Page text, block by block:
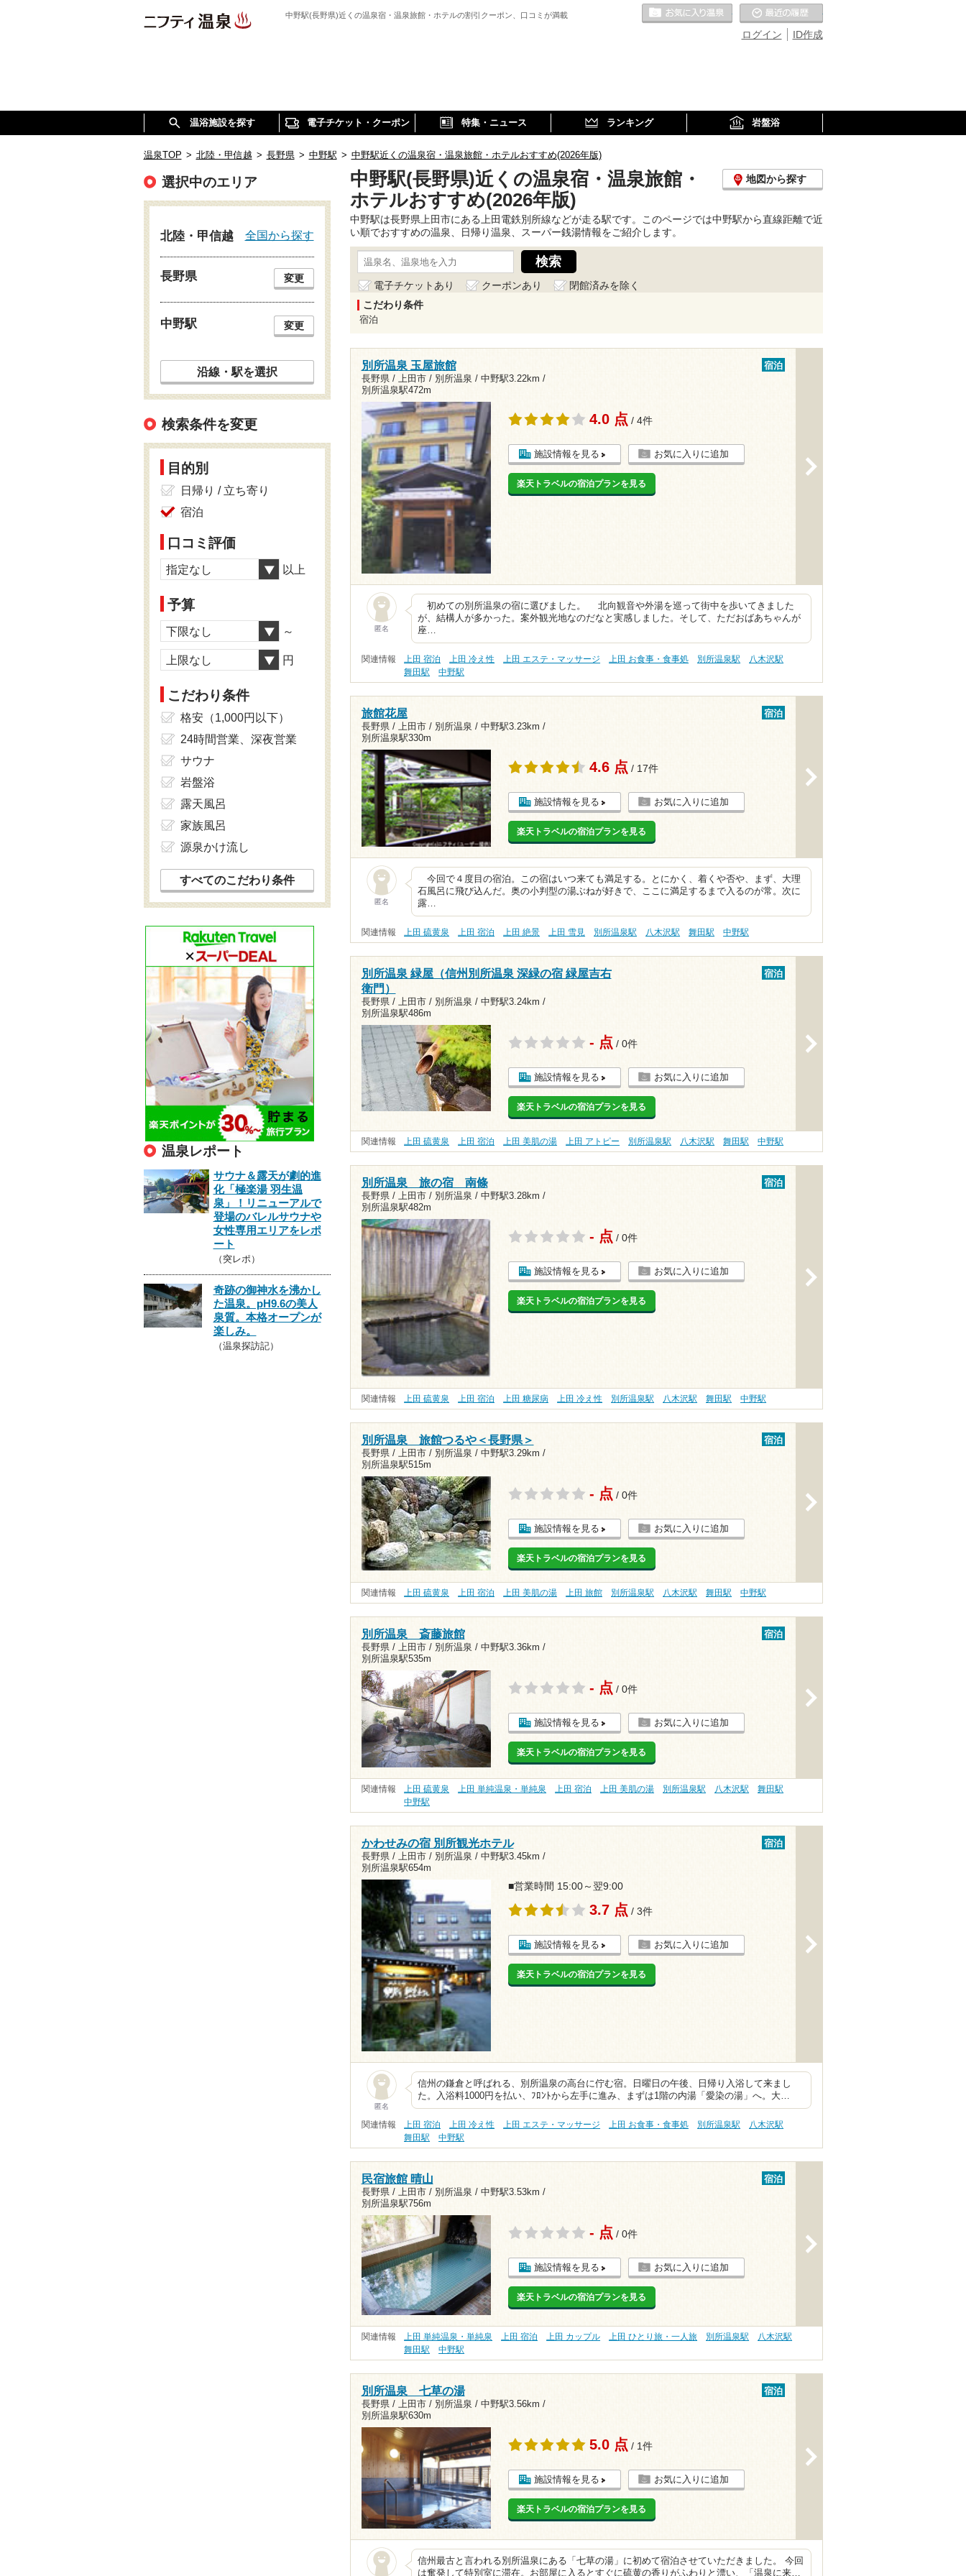
中野駅(長野県)近くの温泉宿・温泉旅館・ホテルの割引クーポン、口コミが満載
ID作成
ログイン
お気に入りの温泉
温浴施設を探す 電子チケット・クーポン 特集・ニュース ランキング 岩盤浴
温泉TOP > 北陸・甲信越 > 長野県 > 中野駅 > 中野駅近くの温泉宿・温泉旅館・ホテルおすすめ(2026年版)
中野駅(長野県)近くの温泉宿・温泉旅館・
ホテルおすすめ(2026年版)
地図から探す
中野駅は長野県上田市にある上田電鉄別所線などが走る駅です。このページでは中野駅から直線距離で近
い順でおすすめの温泉、日帰り温泉、スーパー銭湯情報をご紹介します。
電子チケットあり クーポンあり
閉館済みを除く
こだわり条件
宿泊
別所温泉 玉屋旅館
長野県 / 上田市 / 別所温泉 / 中野駅3.22km /
別所温泉駅472m
宿泊
4.0 点 / 4件
施設情報を見る お気に入りに追加
楽天トラベルの宿泊プランを見る
匿名
初めての別所温泉の宿に選びました。 北向観音や外湯を巡って街中を歩いてきました
が、結構人が多かった。案外観光地なのだなと実感しました。そして、ただおばあちゃんが
座…
関連情報 上田 宿泊 上田 冷え性 上田 エステ・マッサージ 上田 お食事・食事処 別所温泉駅
八木沢駅
舞田駅
中野駅
旅館花屋
長野県 / 上田市 / 別所温泉 / 中野駅3.23km /
別所温泉駅330m
宿泊
4.6 点 / 17件
施設情報を見る お気に入りに追加
楽天トラベルの宿泊プランを見る
匿名
今回で４度目の宿泊。この宿はいつ来ても満足する。とにかく、着くや否や、まず、大理
石風呂に飛び込んだ。奥の小判型の湯ぶねが好きで、ここに満足するまで入るのが常。次に
露…
関連情報 上田 硫黄泉 上田 宿泊 上田 絶景 上田 雪見 別所温泉駅 八木沢駅 舞田駅 中野駅
別所温泉 緑屋（信州別所温泉 深緑の宿 緑屋吉右
衛門）
長野県 / 上田市 / 別所温泉 / 中野駅3.24km /
別所温泉駅486m
宿泊
- 点 / 0件
施設情報を見る お気に入りに追加
楽天トラベルの宿泊プランを見る
関連情報 上田 硫黄泉 上田 宿泊 上田 美肌の湯 上田 アトピー 別所温泉駅 八木沢駅 舞田駅 中野駅
別所温泉 旅の宿 南條
長野県 / 上田市 / 別所温泉 / 中野駅3.28km /
別所温泉駅482m
宿泊
- 点 / 0件
施設情報を見る お気に入りに追加
楽天トラベルの宿泊プランを見る
関連情報 上田 硫黄泉 上田 宿泊 上田 糖尿病 上田 冷え性 別所温泉駅 八木沢駅 舞田駅 中野駅
別所温泉 旅館つるや＜長野県＞
長野県 / 上田市 / 別所温泉 / 中野駅3.29km /
別所温泉駅515m
宿泊
- 点 / 0件
施設情報を見る お気に入りに追加
楽天トラベルの宿泊プランを見る
関連情報 上田 硫黄泉 上田 宿泊 上田 美肌の湯 上田 旅館 別所温泉駅 八木沢駅 舞田駅 中野駅
別所温泉 斎藤旅館
長野県 / 上田市 / 別所温泉 / 中野駅3.36km /
別所温泉駅535m
宿泊
- 点 / 0件
施設情報を見る お気に入りに追加
楽天トラベルの宿泊プランを見る
関連情報 上田 硫黄泉 上田 単純温泉・単純泉 上田 宿泊 上田 美肌の湯 別所温泉駅 八木沢駅
舞田駅
中野駅
かわせみの宿 別所観光ホテル
長野県 / 上田市 / 別所温泉 / 中野駅3.45km /
別所温泉駅654m
宿泊
■営業時間 15:00～翌9:00
3.7 点 / 3件
施設情報を見る お気に入りに追加
楽天トラベルの宿泊プランを見る
匿名
信州の鎌倉と呼ばれる、別所温泉の高台に佇む宿。日曜日の午後、日帰り入浴して来まし
た。入浴料1000円を払い、ﾌﾛﾝﾄから左手に進み、まずは1階の内湯「愛染の湯」へ。大…
関連情報 上田 宿泊 上田 冷え性 上田 エステ・マッサージ 上田 お食事・食事処 別所温泉駅
八木沢駅
舞田駅
中野駅
民宿旅館 晴山
長野県 / 上田市 / 別所温泉 / 中野駅3.53km /
別所温泉駅756m
宿泊
- 点 / 0件
施設情報を見る お気に入りに追加
楽天トラベルの宿泊プランを見る
関連情報 上田 単純温泉・単純泉 上田 宿泊 上田 カップル 上田 ひとり旅・一人旅 別所温泉駅
八木沢駅
舞田駅
中野駅
別所温泉 七草の湯
長野県 / 上田市 / 別所温泉 / 中野駅3.56km /
別所温泉駅630m
宿泊
5.0 点 / 1件
施設情報を見る お気に入りに追加
楽天トラベルの宿泊プランを見る
信州最古と言われる別所温泉にある「七草の湯」に初めて宿泊させていただきました。 今回
は奮発して特別室に滞在。お部屋に入るとすぐに硫黄の香りがふわりと漂い、「温泉に来…
選択中のエリア
北陸・甲信越 全国から探す
長野県 変更
中野駅 変更
沿線・駅を選択
検索条件を変更
目的別
日帰り / 立ち寄り
宿泊
口コミ評価
指定なし 以上
予算
下限なし ～
上限なし 円
こだわり条件
格安（1,000円以下）
24時間営業、深夜営業
サウナ
岩盤浴
露天風呂
家族風呂
源泉かけ流し
すべてのこだわり条件
温泉レポート
サウナ＆露天が劇的進
化「極楽湯 羽生温
泉」！リニューアルで
登場のバレルサウナや
女性専用エリアをレポ
ート
（突レポ）
奇跡の御神水を沸かし
た温泉。pH9.6の美人
泉質。本格オープンが
楽しみ。
（温泉探訪記）